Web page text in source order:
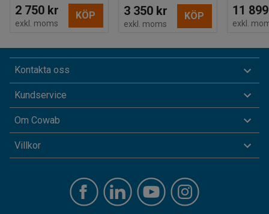
2 750 kr
exkl. moms
KÖP 3 350 kr
exkl. moms
KÖP 11
exkl.
Kontakta oss
Kundservice
Om Cowab
Villkor